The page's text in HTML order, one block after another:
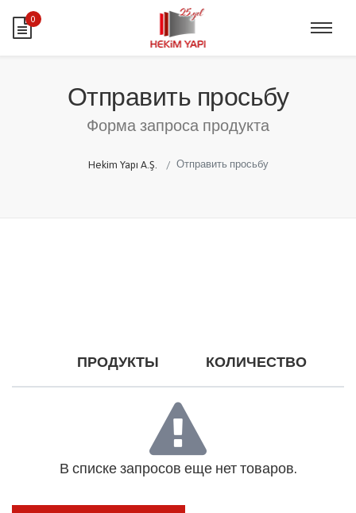
0
Отправить просьбу
Форма запроса продукта
Hekim Yapı A.Ş. Отправить просьбу
ПРОДУКТЫ КОЛИЧЕСТВО
В списке запросов еще нет товаров.